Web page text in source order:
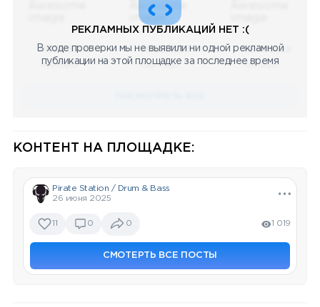
08.05.2023
Научный
08.05.2023
Научный
08.05.2023
Научный
РЕКЛАМНЫХ ПУБЛИКАЦИЙ НЕТ :(
В ходе проверки мы не выявили ни одной рекламной
публикации на этой площадке за последнее время
КОНТЕНТ НА ПЛОЩАДКЕ:
Pirate Station / Drum & Bass
26 июня 2025
11 0 0 1 019
СМОТЕРТЬ ВСЕ ПОСТЫ